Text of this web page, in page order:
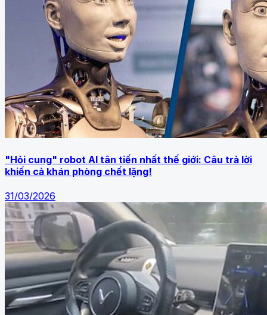
"Hỏi cung" robot AI tân tiến nhất thế giới: Câu trả lời
khiến cả khán phòng chết lặng!
31/03/2026